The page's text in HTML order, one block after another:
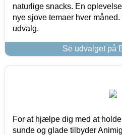
naturlige snacks. En
nye sjove temaer hver
udvalg.
Se udvalget på
For at hjælpe dig med at
sunde og glade tilbyder